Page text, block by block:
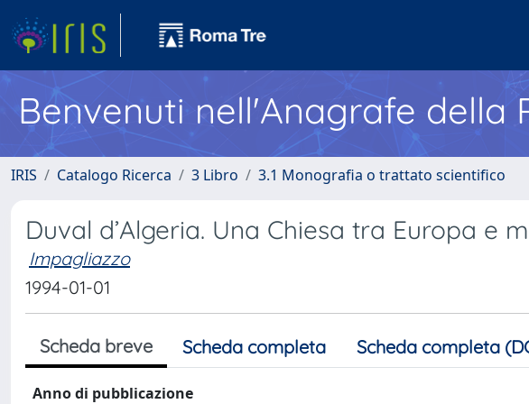
Benvenuti nell'Anagrafe della
IRIS Catalogo Ricerca 3 Libro 3.1 Monografia o trattato scientifico
Duval d’Algeria. Una Chiesa tra Europa e
Impagliazzo
1994-01-01
Scheda breve Scheda completa Scheda completa
Anno di pubblicazione